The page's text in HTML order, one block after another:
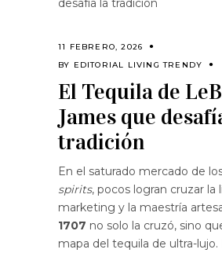
desafía la tradición
11 FEBRERO, 2026
BY EDITORIAL LIVING TRENDY
El Tequila de
James que
tradición
En el saturado mercado de
spirits, pocos logran cruzar la
marketing y la maestría
1707 no solo la cruzó, sino
mapa del tequila de ultra-lujo.